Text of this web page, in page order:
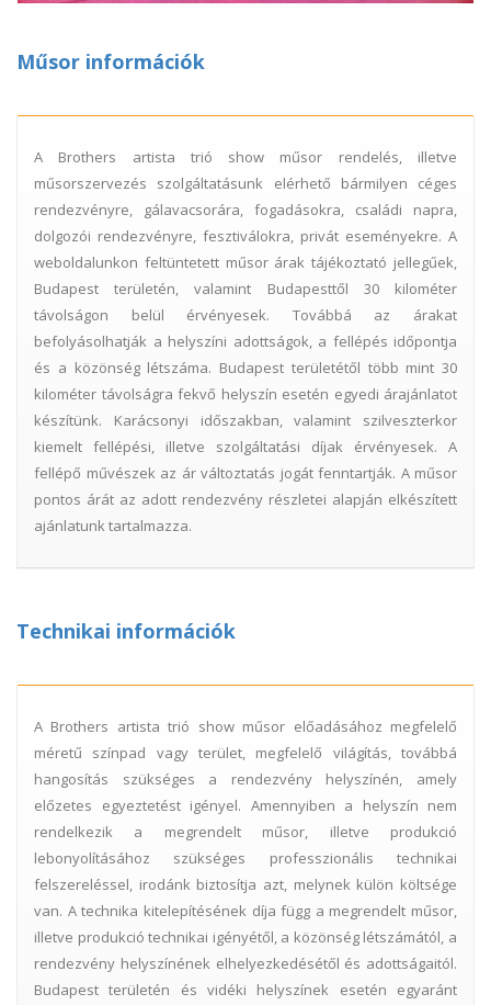
Műsor információk
A Brothers artista trió show műsor rendelés, illetve
műsorszervezés szolgáltatásunk elérhető bármilyen céges
rendezvényre, gálavacsorára, fogadásokra, családi napra,
dolgozói rendezvényre, fesztiválokra, privát eseményekre. A
weboldalunkon feltüntetett műsor árak tájékoztató jellegűek,
Budapest területén, valamint Budapesttől 30 kilométer
távolságon belül érvényesek. Továbbá az árakat
befolyásolhatják a helyszíni adottságok, a fellépés időpontja
és a közönség létszáma. Budapest területétől több mint 30
kilométer távolságra fekvő helyszín esetén egyedi árajánlatot
készítünk. Karácsonyi időszakban, valamint szilveszterkor
kiemelt fellépési, illetve szolgáltatási díjak érvényesek. A
fellépő művészek az ár változtatás jogát fenntartják. A műsor
pontos árát az adott rendezvény részletei alapján elkészített
ajánlatunk tartalmazza.
Technikai információk
A Brothers artista trió show műsor előadásához megfelelő
méretű színpad vagy terület, megfelelő világítás, továbbá
hangosítás szükséges a rendezvény helyszínén, amely
előzetes egyeztetést igényel. Amennyiben a helyszín nem
rendelkezik a megrendelt műsor, illetve produkció
lebonyolításához szükséges professzionális technikai
felszereléssel, irodánk biztosítja azt, melynek külön költsége
van. A technika kitelepítésének díja függ a megrendelt műsor,
illetve produkció technikai igényétől, a közönség létszámától, a
rendezvény helyszínének elhelyezkedésétől és adottságaitól.
Budapest területén és vidéki helyszínek esetén egyaránt